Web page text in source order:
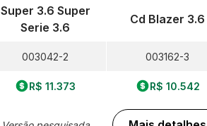
Super 3.6 Super
Serie 3.6
003042-2
R$ 11.373
Cd Blazer 3.6
003162-3
R$ 10.542